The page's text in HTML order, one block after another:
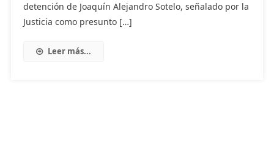
detención de Joaquín Alejandro Sotelo, señalado por la
Justicia como presunto […]
Leer más...